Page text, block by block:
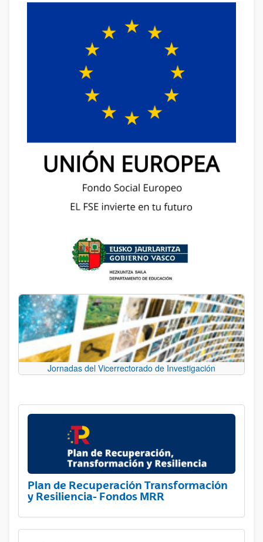
Jornadas del Vicerrectorado de Investigación
Plan de Recuperación Transformación
y Resiliencia- Fondos MRR